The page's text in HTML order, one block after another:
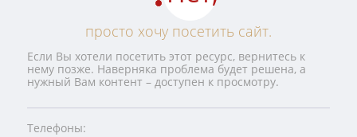
просто хочу посетить сайт.
Если Вы хотели посетить этот ресурс, вернитесь к
нему позже. Наверняка проблема будет решена, а
нужный Вам контент – доступен к просмотру.
Телефоны: